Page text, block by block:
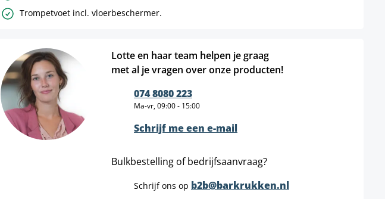
Trompetvoet incl. vloerbeschermer.
Lotte en haar team helpen je graag
met al je vragen over onze producten!
074 8080 223
Ma-vr, 09:00 - 15:00
Schrijf me een e-mail
Bulkbestelling of bedrijfsaanvraag?
Schrijf ons op b2b@barkrukken.nl